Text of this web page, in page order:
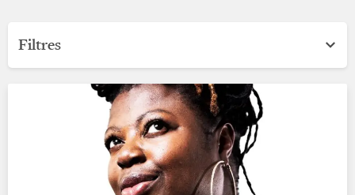
Filtres
Rechercher